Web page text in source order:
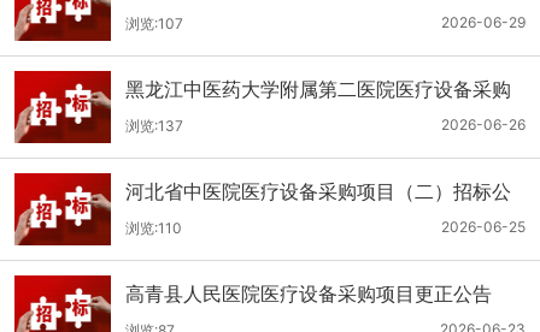
公告
2026-06-29
浏览:107
黑龙江中医药大学附属第二医院医疗设备采购
(二次)招标公告
2026-06-26
浏览:137
河北省中医院医疗设备采购项目（二）招标公
告
2026-06-25
浏览:110
高青县人民医院医疗设备采购项目更正公告